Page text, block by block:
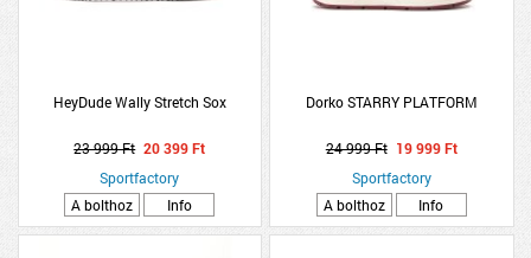
HeyDude Wally Stretch Sox
23 999 Ft 20 399 Ft
Sportfactory
A bolthoz
Info
Dorko STARRY PLATFORM
24 999 Ft 19 999 Ft
Sportfactory
A bolthoz
Info